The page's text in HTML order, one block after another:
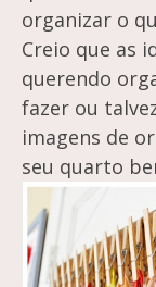
organizar o
Creio que as
querendo
fazer ou
imagens de
seu quarto